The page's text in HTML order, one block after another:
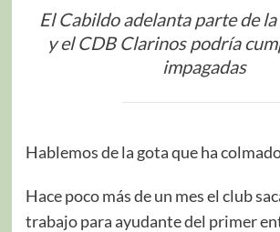
El Cabildo adelanta parte de
y el CDB Clarinos podría
impagadas
Hablemos de la gota que ha
Hace poco más de un mes el club
trabajo para ayudante del primer